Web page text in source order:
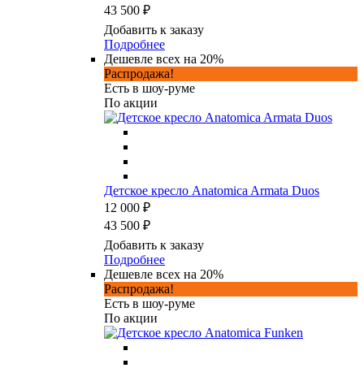
43 500 ₽
Добавить к заказу
Подробнее
Дешевле всех на 20%
Распродажа!
Есть в шоу-руме
По акции
Детское кресло Anatomica Armata Duos
12 000 ₽
43 500 ₽
Добавить к заказу
Подробнее
Дешевле всех на 20%
Распродажа!
Есть в шоу-руме
По акции